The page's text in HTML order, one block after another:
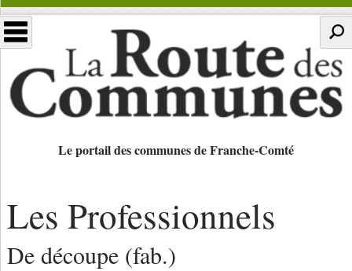
Le portail des communes de Franche-Comté
Les Professionnels
De découpe (fab.)